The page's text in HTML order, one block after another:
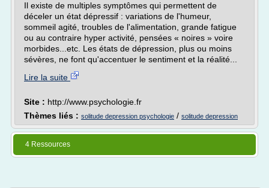
Il existe de multiples symptômes qui permettent de
déceler un état dépressif : variations de l'humeur,
sommeil agité, troubles de l'alimentation, grande fatigue
ou au contraire hyper activité, pensées « noires » voire
morbides...etc. Les états de dépression, plus ou moins
sévères, ne font qu'accentuer le sentiment et la réalité...
Lire la suite
Site : http://www.psychologie.fr
Thèmes liés : solitude depression psychologie / solitude depression
4 Ressources